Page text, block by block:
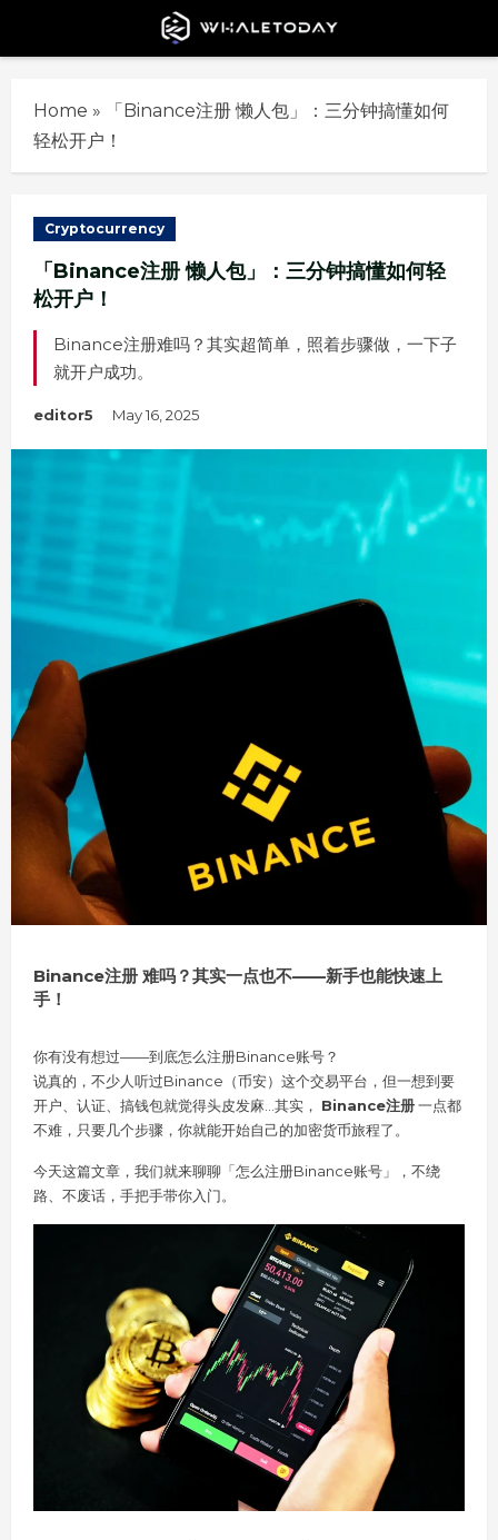
Home »
「Binance注册 懒人包」：三分钟搞懂如何
轻松开户！
Cryptocurrency
「Binance注册 懒人包」：三分钟搞懂如何轻
松开户！
Binance注册难吗？其实超简单，照着步骤做，一下子
就开户成功。
editor5 May 16, 2025
Binance注册 难吗？其实一点也不——新手也能快速上
手！
你有没有想过——到底怎么注册Binance账号？
说真的，不少人听过Binance（币安）这个交易平台，但一想到要
开户、认证、搞钱包就觉得头皮发麻…其实， Binance注册一点都
不难，只要几个步骤，你就能开始自己的加密货币旅程了。
今天这篇文章，我们就来聊聊「怎么注册Binance账号」，不绕
路、不废话，手把手带你入门。